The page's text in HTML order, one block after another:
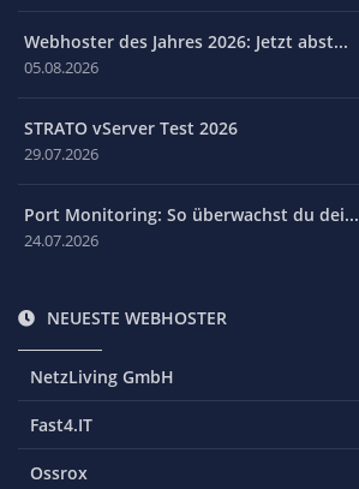
Webhoster des Jahres 2026: Jetzt abst...
05.08.2026
STRATO vServer Test 2026
29.07.2026
Port Monitoring: So überwachst du dei...
24.07.2026
NEUESTE WEBHOSTER
NetzLiving GmbH
Fast4.IT
Ossrox